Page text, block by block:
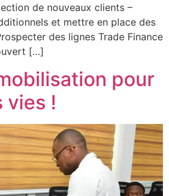
de nouveaux clients –
et mettre en place des
des lignes Trade Finance
[…]
pour
vies !